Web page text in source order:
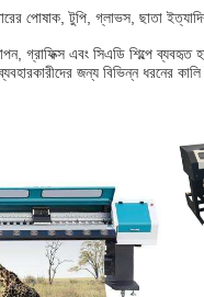
পোষাক, টুপি, গ্লাভস, ছাতা
গ্রাফিক্স এবং সিএডি শিল্পে ব্যবহৃত
জন্য বিভিন্ন ধরনের